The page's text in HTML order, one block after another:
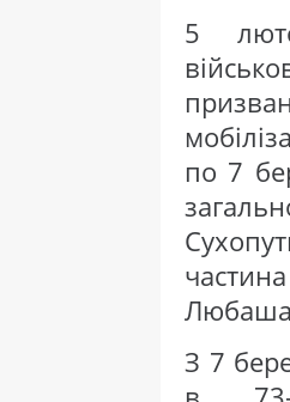
5
по 7
Любаша
З 7